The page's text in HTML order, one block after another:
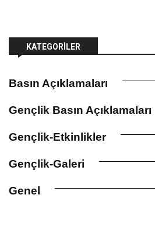
KATEGORILER
Basın Açıklamaları
Gençlik Basın Açıklamaları
Gençlik-Etkinlikler
Gençlik-Galeri
Genel